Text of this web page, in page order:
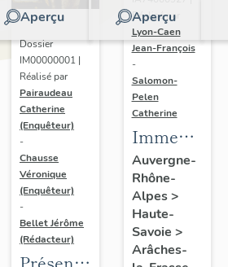
Aperçu
Dossier
IM00000001 |
Réalisé par
Pairaudeau
Catherine
(Enquêteur)
-
Chausse
Véronique
(Enquêteur)
-
Bellet Jérôme
(Rédacteur)
Présentation
Aperçu
Réalisé par
Lyon-Caen
Jean-François
-
Salomon-
Pelen
Catherine
Immeubles,
hôtels de
voyageurs
Auvergne-
Rhône-
Alpes>
Haute-
Savoie >
Arâches-